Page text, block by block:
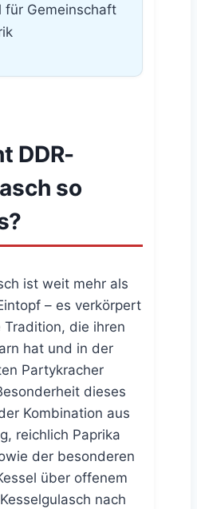
für Gemeinschaft
DDR-
so
ist weit mehr als
– es verkörpert
Tradition, die ihren
hat und in der
Partykracher
dieses
Kombination aus
reichlich Paprika
der besonderen
über offenem
nach